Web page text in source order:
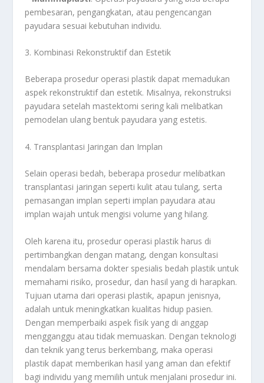
pembesaran, pengangkatan, atau pengencangan
payudara sesuai kebutuhan individu.
3. Kombinasi Rekonstruktif dan Estetik
Beberapa prosedur operasi plastik dapat memadukan
aspek rekonstruktif dan estetik. Misalnya, rekonstruksi
payudara setelah mastektomi sering kali melibatkan
pemodelan ulang bentuk payudara yang estetis.
4. Transplantasi Jaringan dan Implan
Selain operasi bedah, beberapa prosedur melibatkan
transplantasi jaringan seperti kulit atau tulang, serta
pemasangan implan seperti implan payudara atau
implan wajah untuk mengisi volume yang hilang.
Oleh karena itu, prosedur operasi plastik harus di
pertimbangkan dengan matang, dengan konsultasi
mendalam bersama dokter spesialis bedah plastik untuk
memahami risiko, prosedur, dan hasil yang di harapkan.
Tujuan utama dari operasi plastik, apapun jenisnya,
adalah untuk meningkatkan kualitas hidup pasien.
Dengan memperbaiki aspek fisik yang di anggap
mengganggu atau tidak memuaskan. Dengan teknologi
dan teknik yang terus berkembang, maka operasi
plastik dapat memberikan hasil yang aman dan efektif
bagi individu yang memilih untuk menjalani prosedur ini.